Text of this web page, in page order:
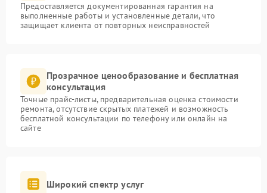
Предоставляется документированная гарантия на
выполненные работы и установленные детали, что
защищает клиента от повторных неисправностей
Прозрачное ценообразование и бесплатная
консультация
Точные прайс-листы, предварительная оценка стоимости
ремонта, отсутствие скрытых платежей и возможность
бесплатной консультации по телефону или онлайн на
сайте
Широкий спектр услуг